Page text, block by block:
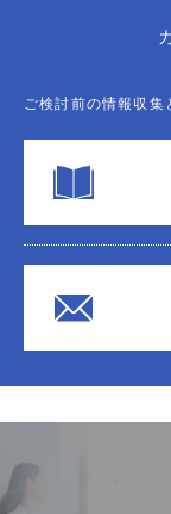
ご検討前の情報収集